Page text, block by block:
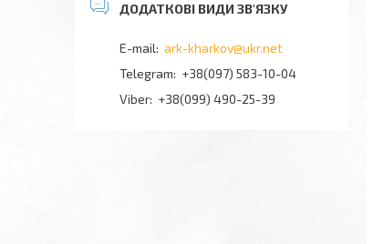
ark-kharkov@ukr.net
+38(097) 583-10-04
+38(099) 490-25-39